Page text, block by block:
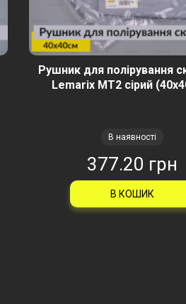
Рушник для полірування
Lemarix MT2 сірий
В наявності
377.20 грн
В КОШИК